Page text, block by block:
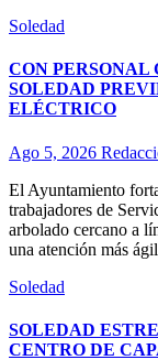
Soledad
CON
SOLEDAD
ELÉCTRICO
Ago 5, 2026
El Ayuntamiento
trabajadores de
arbolado cercano a
una atención más
Soledad
SOLEDAD
CENTRO DE